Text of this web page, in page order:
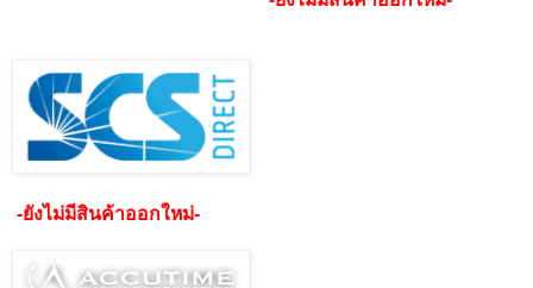
-ยังไม่มีสินค้าออกใหม่-